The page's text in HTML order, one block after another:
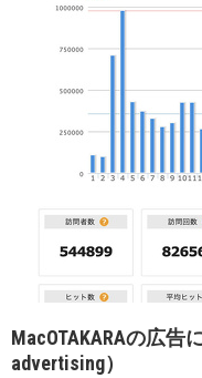
MacOTAKARAの広告
advertising）